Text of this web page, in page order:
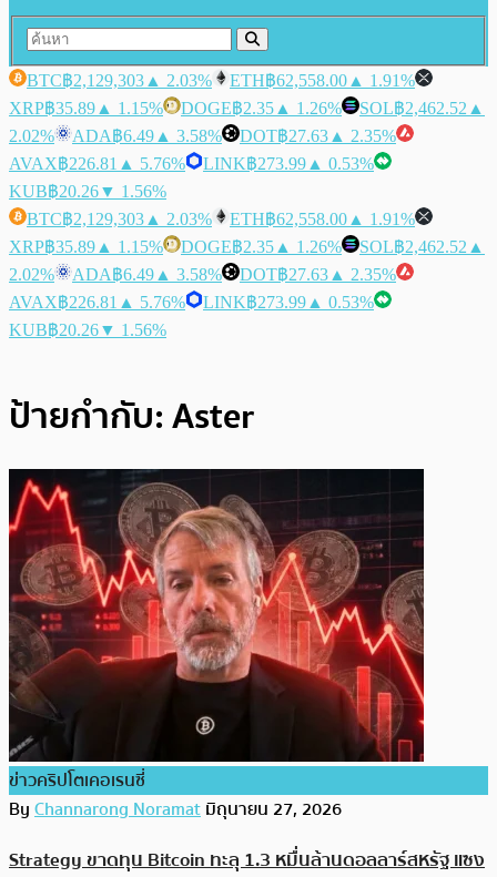
BTC฿2,129,303 ▲ 2.03% ETH฿62,558.00 ▲ 1.91%
XRP฿35.89 ▲ 1.15% DOGE฿2.35 ▲ 1.26% SOL฿2,462.52 ▲
2.02%
ADA฿6.49 ▲ 3.58% DOT฿27.63 ▲ 2.35%
AVAX฿226.81 ▲ 5.76% LINK฿273.99 ▲ 0.53%
KUB฿20.26▼ 1.56%
BTC฿2,129,303 ▲ 2.03% ETH฿62,558.00 ▲ 1.91%
XRP฿35.89 ▲ 1.15% DOGE฿2.35 ▲ 1.26% SOL฿2,462.52 ▲
2.02%
ADA฿6.49 ▲ 3.58% DOT฿27.63 ▲ 2.35%
AVAX฿226.81 ▲ 5.76% LINK฿273.99 ▲ 0.53%
KUB฿20.26▼ 1.56%
ป้ายกำกับ:Aster
ข่าวคริปโตเคอเรนซี่
ByChannarong Noramatมิถุนายน 27, 2026
Strategy ขาดทุน Bitcoin ทะลุ 1.3 หมื่นล้านดอลลาร์สหรัฐ แซง